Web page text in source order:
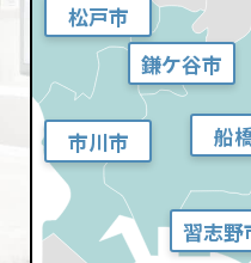
市川市 船
習志野
松戸市
鎌ケ谷市